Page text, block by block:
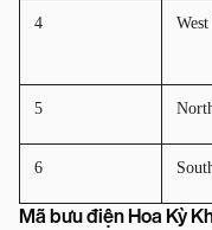
4
5
6
Mã bưu điện Hoa Kỳ